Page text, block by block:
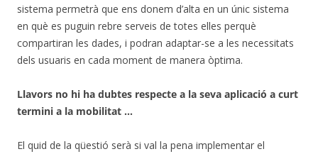
sistema permetrà que ens donem d’alta en un únic sistema
en què es puguin rebre serveis de totes elles perquè
compartiran les dades, i podran adaptar-se a les necessitats
dels usuaris en cada moment de manera òptima.
Llavors no hi ha dubtes respecte a la seva aplicació a curt
termini a la mobilitat …
El quid de la qüestió serà si val la pena implementar el